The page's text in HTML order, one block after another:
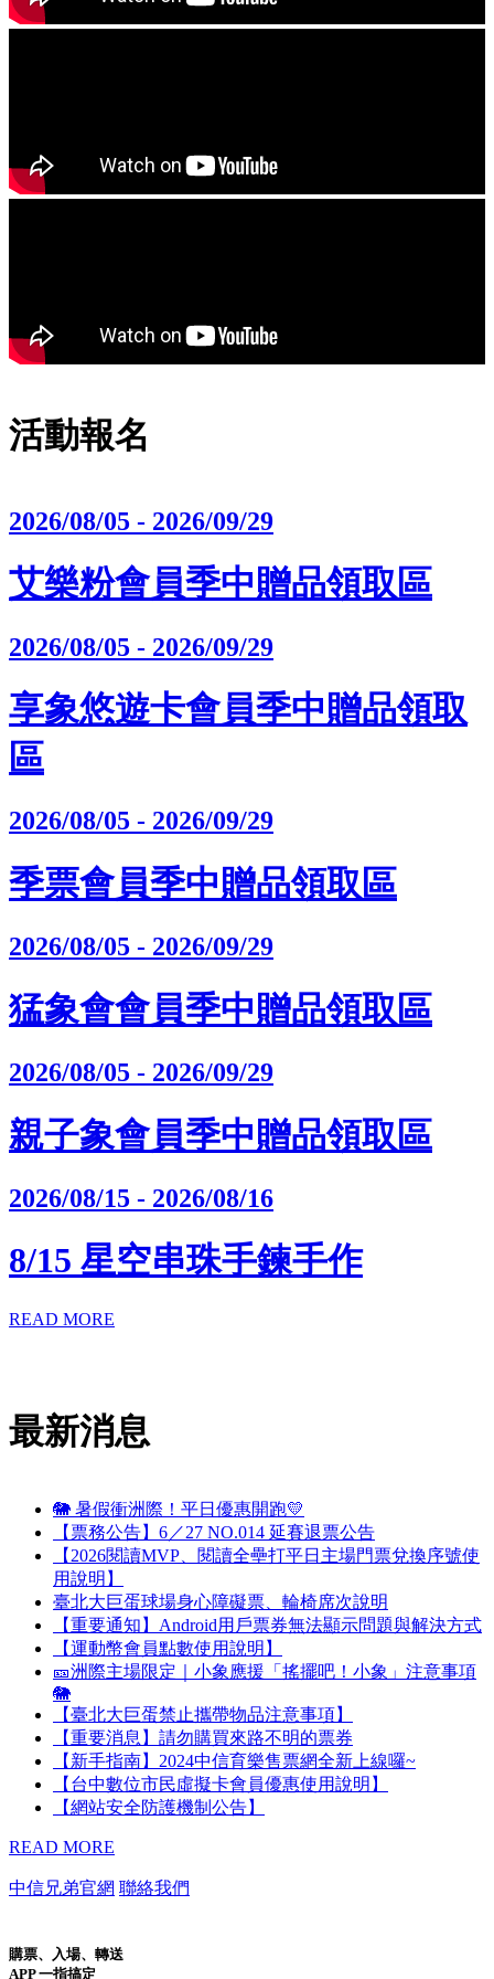
活動報名
2026/08/05 - 2026/09/29
艾樂粉會員季中贈品領取區
2026/08/05 - 2026/09/29
享象悠遊卡會員季中贈品領取
區
2026/08/05 - 2026/09/29
季票會員季中贈品領取區
2026/08/05 - 2026/09/29
猛象會會員季中贈品領取區
2026/08/05 - 2026/09/29
親子象會員季中贈品領取區
2026/08/15 - 2026/08/16
8/15 星空串珠手鍊手作
READ MORE
最新消息
🐘 暑假衝洲際！平日優惠開跑💛
【票務公告】6／27 NO.014 延賽退票公告
【2026閱讀MVP、閱讀全壘打平日主場門票兌換序號使
用說明】
臺北大巨蛋球場身心障礙票、輪椅席次說明
【重要通知】Android用戶票券無法顯示問題與解決方式
【運動幣會員點數使用說明】
🎫洲際主場限定｜小象應援「搖擺吧！小象」注意事項
🐘
【臺北大巨蛋禁止攜帶物品注意事項】
【重要消息】請勿購買來路不明的票券
【新手指南】2024中信育樂售票網全新上線囉~
【台中數位市民虛擬卡會員優惠使用說明】
【網站安全防護機制公告】
READ MORE
中信兄弟官網 聯絡我們
購票、入場、轉送
APP 一指搞定